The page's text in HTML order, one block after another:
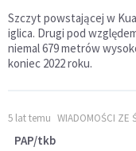
Szczyt powstającej w
iglica. Drugi pod
niemal 679 metrów
koniec 2022 roku.
5 lat temu WIADOMOŚCI ZE
PAP/tkb